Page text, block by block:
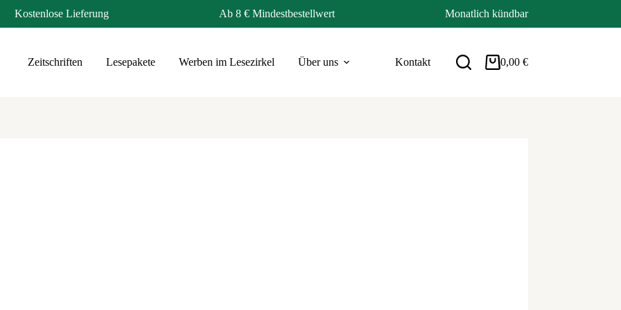
Kostenlose Lieferung Ab 8 € Mindestbestellwert Monatlich kündbar
Zeitschriften Lesepakete Werben im Lesezirkel Über uns Kontakt Warenkorb
0,00 €